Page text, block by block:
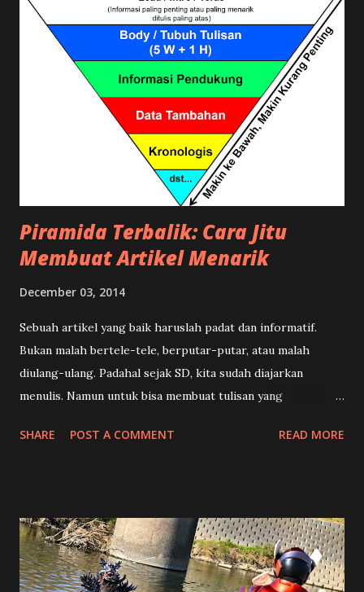
Piramida Terbalik: Cara Jitu
Membuat Artikel Menarik
December 03, 2014
Sebuah artikel yang baik haruslah padat dan informatif.
Bukan malah bertele-tele, berputar-putar, atau malah
diulang-ulang. Padahal sejak SD, kita sudah diajarkan
menulis. Namun untuk bisa membuat tulisan yang
teknik khusus. Dalam dunia kewartaan teknik tersebut
bangunan antik dari negeri Mesir, tetapi istilah ini untuk
menggambarkan bagaimana cara kita menulis. Kalau Anda
melihat piramida, bentuknya mirip dengan segitiga. Bagian
SHARE POST A COMMENT READ MORE